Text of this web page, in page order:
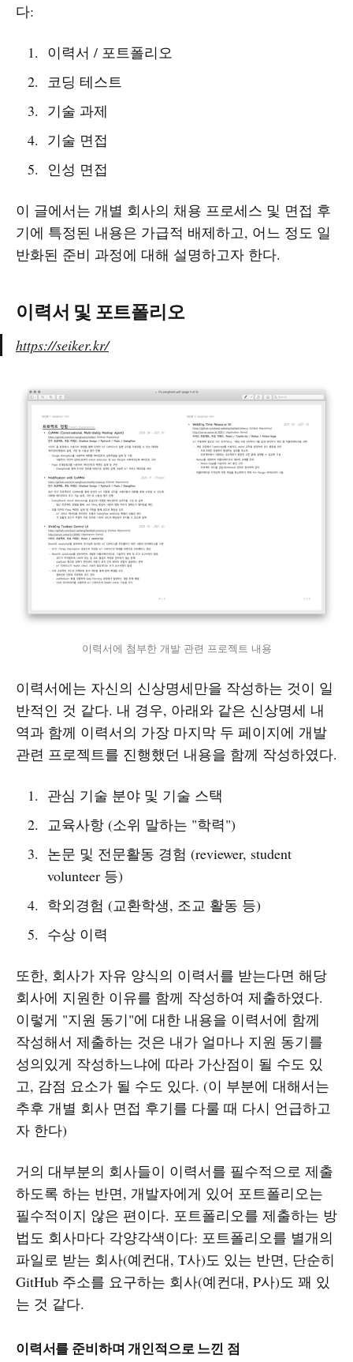
다:
이력서 / 포트폴리오
코딩 테스트
기술 과제
기술 면접
인성 면접
이 글에서는 개별 회사의 채용 프로세스 및 면접 후
기에 특정된 내용은 가급적 배제하고, 어느 정도 일
반화된 준비 과정에 대해 설명하고자 한다.
이력서 및 포트폴리오
https://seiker.kr/
이력서에 첨부한 개발 관련 프로젝트 내용
이력서에는 자신의 신상명세만을 작성하는 것이 일
반적인 것 같다. 내 경우, 아래와 같은 신상명세 내
역과 함께 이력서의 가장 마지막 두 페이지에 개발
관련 프로젝트를 진행했던 내용을 함께 작성하였다.
관심 기술 분야 및 기술 스택
교육사항 (소위 말하는 "학력")
논문 및 전문활동 경험 (reviewer, student
volunteer 등)
학외경험 (교환학생, 조교 활동 등)
수상 이력
또한, 회사가 자유 양식의 이력서를 받는다면 해당
회사에 지원한 이유를 함께 작성하여 제출하였다.
이렇게 "지원 동기"에 대한 내용을 이력서에 함께
작성해서 제출하는 것은 내가 얼마나 지원 동기를
성의있게 작성하느냐에 따라 가산점이 될 수도 있
고, 감점 요소가 될 수도 있다. (이 부분에 대해서는
추후 개별 회사 면접 후기를 다룰 때 다시 언급하고
자 한다)
거의 대부분의 회사들이 이력서를 필수적으로 제출
하도록 하는 반면, 개발자에게 있어 포트폴리오는
필수적이지 않은 편이다. 포트폴리오를 제출하는 방
법도 회사마다 각양각색이다: 포트폴리오를 별개의
파일로 받는 회사(예컨대, T사)도 있는 반면, 단순히
GitHub 주소를 요구하는 회사(예컨대, P사)도 꽤 있
는 것 같다.
이력서를 준비하며 개인적으로 느낀 점